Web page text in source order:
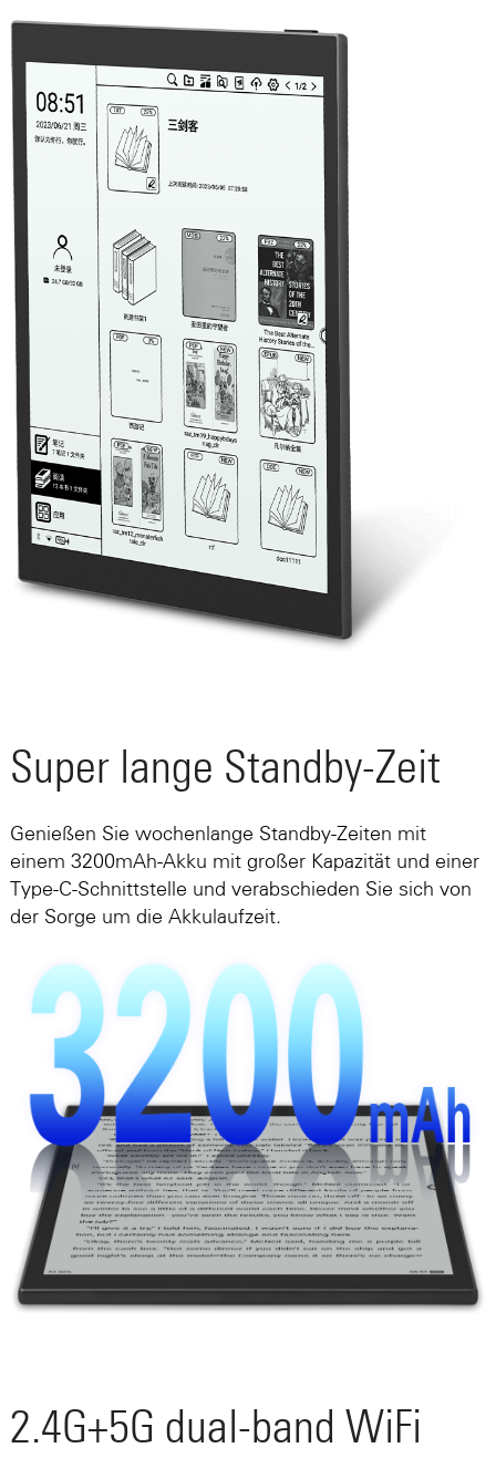
Super lange Standby-Zeit
Genießen Sie wochenlange Standby-Zeiten mit
einem 3200mAh-Akku mit großer Kapazität und einer
Type-C-Schnittstelle und verabschieden Sie sich von
der Sorge um die Akkulaufzeit.
2.4G+5G dual-band WiFi